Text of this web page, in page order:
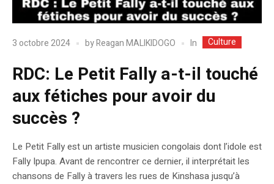
3 octobre 2024 byReagan MALIKIDOGO In Culture
RDC: Le Petit Fally a-t-il touché
aux fétiches pour avoir du
succès ?
Le Petit Fally est un artiste musicien congolais dont l’idole est
Fally Ipupa. Avant de rencontrer ce dernier, il interprétait les
chansons de Fally à travers les rues de Kinshasa jusqu’à